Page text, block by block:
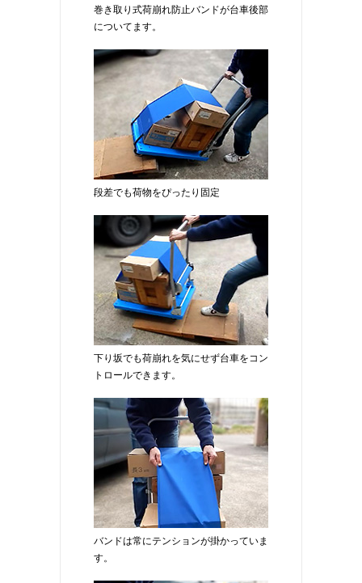
巻き取り式荷崩れ防止バンドが台車後部
についてます。
段差でも荷物をぴったり固定
下り坂でも荷崩れを気にせず台車をコン
トロールできます。
バンドは常にテンションが掛かっていま
す。